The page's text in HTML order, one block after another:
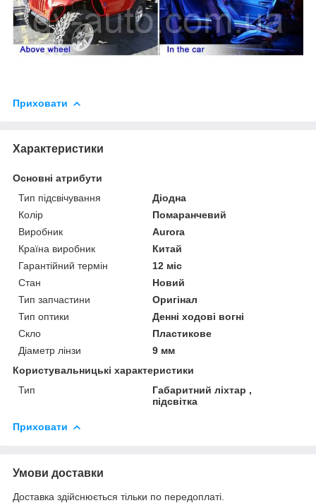
Приховати
Характеристики
Основні атрибути
Тип підсвічування
Діодна
Колір
Помаранчевий
Виробник
Aurora
Країна виробник
Китай
Гарантійний термін
12 міс
Стан
Новий
Тип запчастини
Оригінал
Тип оптики
Денні ходові вогні
Скло
Пластикове
Діаметр лінзи
9 мм
Користувальницькі характеристики
Тип
Габаритний ліхтар ,
підсвітка
Приховати
Умови доставки
Доставка здійснюється тільки по передоплаті.